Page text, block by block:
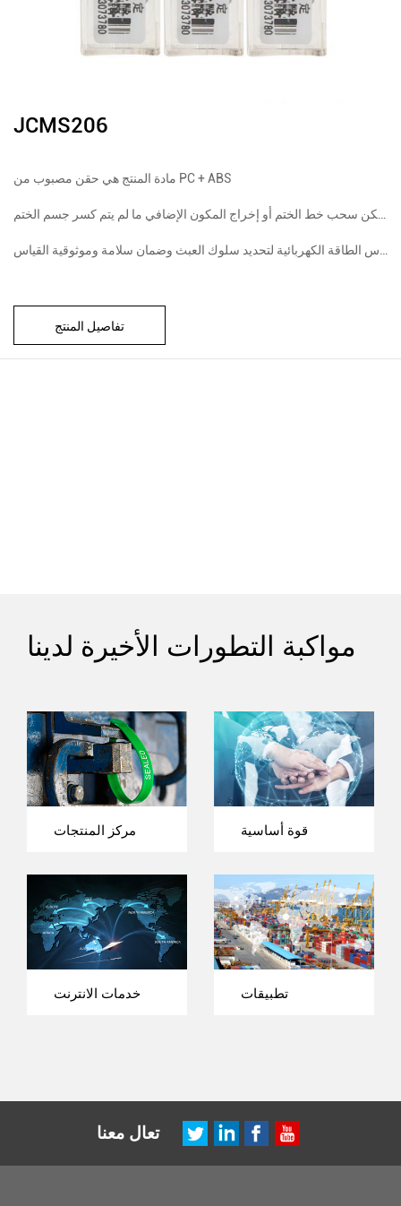
JCMS206
مادة المنتج هي حقن مصبوب من PC + ABS
تفاصيل المنتج
مواكبة التطورات الأخيرة لدينا
مركز المنتجات قوة أساسية
خدمات الانترنت تطبيقات
تعال معنا